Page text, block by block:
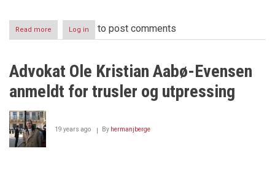
Read more
TV3
nytt
Log in to post comments
Advokat Ole Kristian Aabø-Evensen
anmeldt for trusler og utpressing
19 years ago By hermanjberge